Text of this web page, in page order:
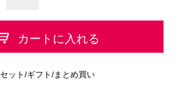
カートに入れる
セット/ギフト/まとめ買い